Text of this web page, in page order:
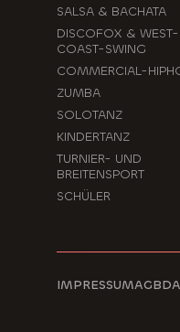
SALSA & BACHATA
DISCOFOX & WEST-
COAST-SWING
COMMERCIAL-
ZUMBA
SOLOTANZ
KINDERTANZ
TURNIER- UND
BREITENSPORT
SCHÜLER
IMPRESSUMAGB